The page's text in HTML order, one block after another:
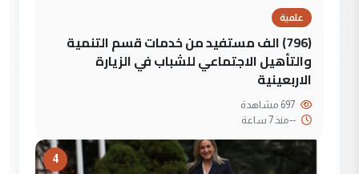
علمية
(796) الف مستفيد من خدمات قسم التنمية
والتأهيل الاجتماعي للشباب في الزيارة
الاربعينية
--منذ 7 ساعة
4